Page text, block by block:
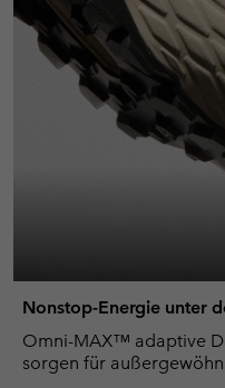
Nonstop-Energie unter
Omni-MAX™ adaptive
sorgen für